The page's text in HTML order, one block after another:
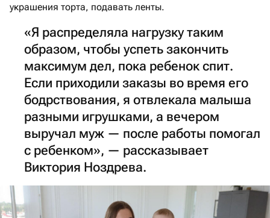
украшения торта, подавать ленты.
«Я распределяла нагрузку таким
образом, чтобы успеть закончить
максимум дел, пока ребенок спит.
Если приходили заказы во время его
бодрствования, я отвлекала малыша
разными игрушками, а вечером
выручал муж — после работы помогал
с ребенком», — рассказывает
Виктория Ноздрева.